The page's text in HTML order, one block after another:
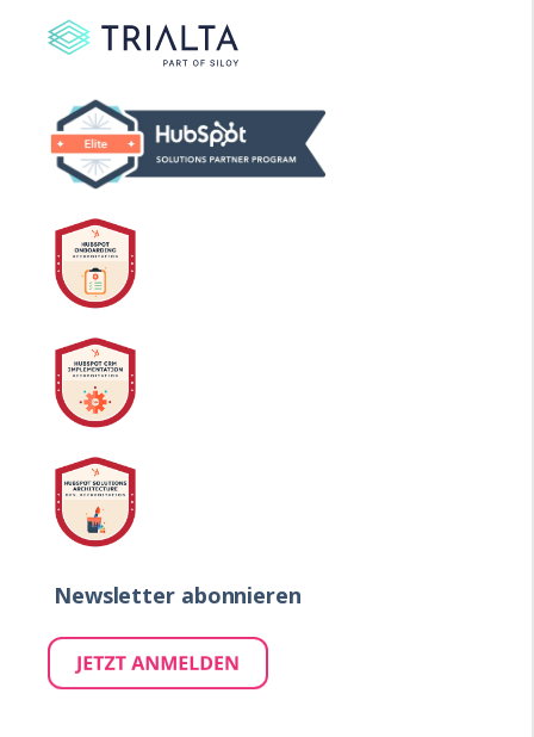
Newsletter abonnieren